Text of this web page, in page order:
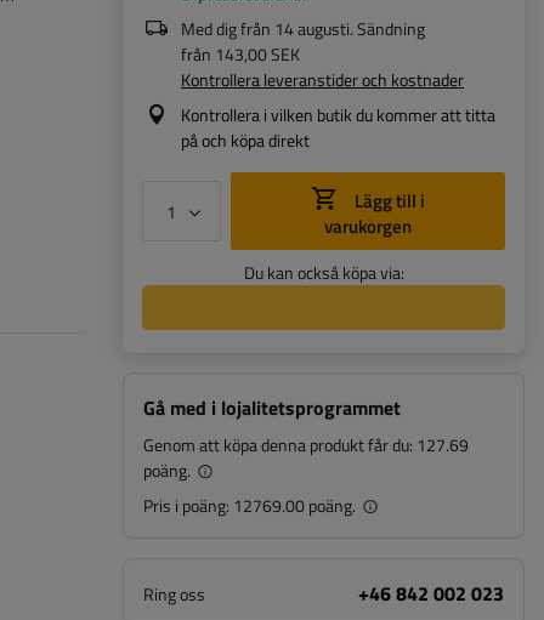
Med dig från 14 augusti. Sändning
från 143,00 SEK
Kontrollera leveranstider och kostnader
Kontrollera i vilken butik du kommer att titta
på och köpa direkt
varukorgen
Du kan också köpa via:
Gå med i lojalitetsprogrammet
Genom att köpa denna produkt får du: 127.69
poäng.
Pris i poäng: 12769.00 poäng.
Ring oss +46 842 002 023